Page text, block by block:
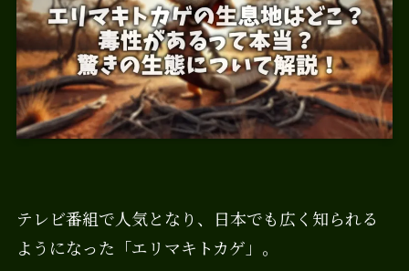
テレビ番組で人気となり、日本でも広く知られる
ようになった「エリマキトカゲ」。